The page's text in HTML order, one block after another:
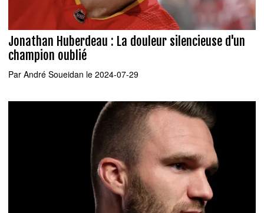
Jonathan Huberdeau : La douleur silencieuse d'un
champion oublié
Par André Soueidan le 2024-07-29